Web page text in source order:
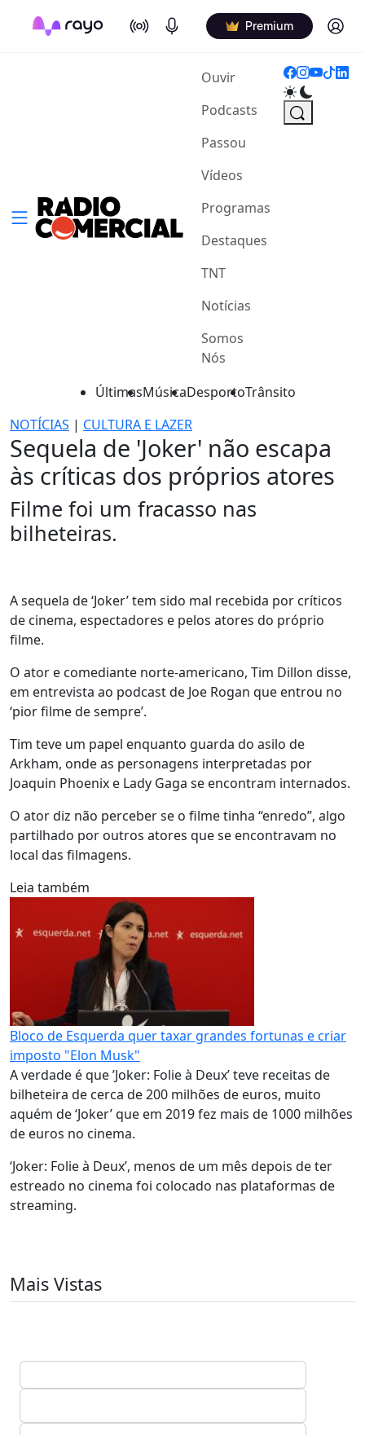
On Air Podcasts Premium Log in
Ouvir(current)
Podcasts
Passou
Vídeos
Programas
Destaques
TNT
Notícias
Somos
Nós
ÚltimasMúsicaDesportoTrânsito
NOTÍCIAS | CULTURA E LAZER
Sequela de 'Joker' não escapa
às críticas dos próprios atores
Filme foi um fracasso nas
bilheteiras.
A sequela de ‘Joker’ tem sido mal recebida por críticos
de cinema, espectadores e pelos atores do próprio
filme.
O ator e comediante norte-americano, Tim Dillon disse,
em entrevista ao podcast de Joe Rogan que entrou no
‘pior filme de sempre’.
Tim teve um papel enquanto guarda do asilo de
Arkham, onde as personagens interpretadas por
Joaquin Phoenix e Lady Gaga se encontram internados.
O ator diz não perceber se o filme tinha “enredo”, algo
partilhado por outros atores que se encontravam no
local das filmagens.
Leia também
Bloco de Esquerda quer taxar grandes fortunas e criar
imposto "Elon Musk"
A verdade é que ’Joker: Folie à Deux’ teve receitas de
bilheteira de cerca de 200 milhões de euros, muito
aquém de ‘Joker’ que em 2019 fez mais de 1000 milhões
de euros no cinema.
‘Joker: Folie à Deux’, menos de um mês depois de ter
estreado no cinema foi colocado nas plataformas de
streaming.
Mais Vistas